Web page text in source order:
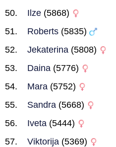
Ilze (5868)
Roberts (5835)
Jekaterina (5808)
Daina (5776)
Mara (5752)
Sandra (5668)
Iveta (5444)
Viktorija (5369)